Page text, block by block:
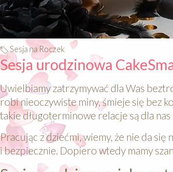
Sesja na Roczek
Sesja urodzinowa
Uwielbiamy zatrzymywać dla Was
robi nieoczywiste miny, śmieje się bez
takie długoterminowe relacje są dla
Pracując z dziećmi, wiemy, że nie da
i bezpiecznie. Dopiero wtedy mamy